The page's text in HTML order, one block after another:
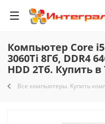
Компьютер Core i5
3060Ti 8Гб, DDR4
HDD 2Тб. Купить
Все компьютеры. Купить